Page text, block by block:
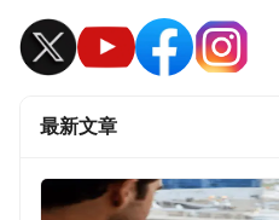
最新文章